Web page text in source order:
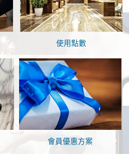
使用點數
會員優惠方案